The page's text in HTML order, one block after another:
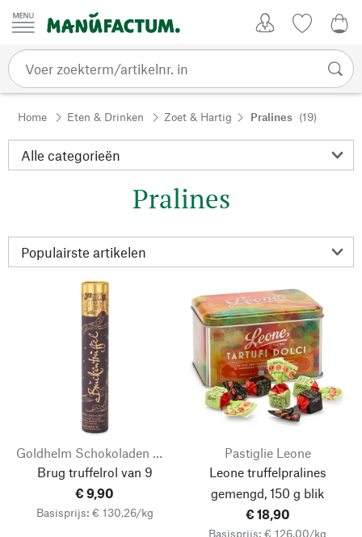
Passer au contenu
Home Eten & Drinken Zoet & Hartig Pralines (19)
Pralines
Goldhelm Schokoladen Manufaktur
Brug truffelrol van 9
€ 9,90
Basisprijs: € 130,26/kg
Pastiglie Leone
Leone truffelpralines
gemengd, 150 g blik
€ 18,90
Basisprijs: € 126,00/kg